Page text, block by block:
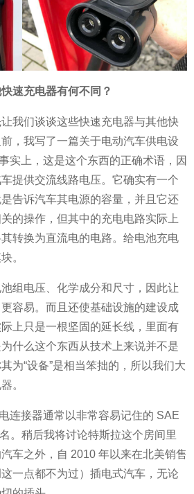
速充电器有何不同？
我们谈谈这些快速充电器与其他快
，我写了一篇关于电动汽车供电设
实上，这是这个东西的正确术语，因
提供交流线路电压。它确实有一个
告诉汽车其电源的容量，并且它还
的操作，但其中的充电电路实际上
转换为直流电的电路。给电池充电
。
组电压、化学成分和尺寸，因此让
容易。而且还使基础设施的建设成
上只是一根坚固的延长线，里面有
什么这个东西从技术上来说并不是
为“设备”是相当笨拙的，所以我们大
。
连接器通常以非常容易记住的 SAE
。稍后我将讨论特斯拉这个房间里
车之外，自 2010 年以来在北美销售
一点都不为过）插电式汽车，无论